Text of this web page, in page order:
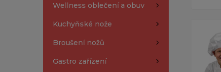
Wellness oblečení a obuv
Kuchyňské nože
Broušení nožů
Gastro zařízení